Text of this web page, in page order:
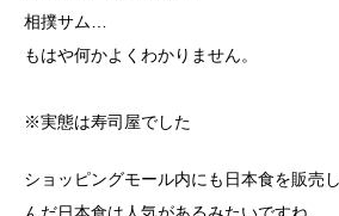
相撲サム…
もはや何かよくわかりません。
※実態は寿司屋でした
ショッピングモール内にも日本食を販売